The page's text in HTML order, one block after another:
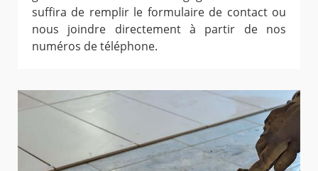
suffira de remplir le formulaire de contact ou
nous joindre directement à partir de nos
numéros de téléphone.